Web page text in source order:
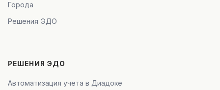
Города
Решения ЭДО
РЕШЕНИЯ ЭДО
Автоматизация учета в Диадоке